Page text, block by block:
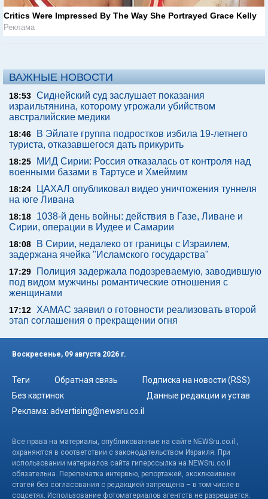
Critics Were Impressed By The Way She Portrayed Grace Kelly
Реклама
ВАЖНЫЕ НОВОСТИ
18:53 Сиднейский суд заслушает показания
израильтянина, которому угрожали убийством
австралийские медики
18:46
В Эйлате группа подростков избила 19-летнего
туриста, отказавшегося дать прикурить
18:25
МИД Сирии: Россия отказалась от контроля над
военными базами в Тартусе и Хмеймим
18:24
ЦАХАЛ опубликовал видео уничтожения туннеля
на юге Ливана
18:18
1038-й день войны: действия в Газе, Ливане и
Сирии, операции в Иудее и Самарии
18:08
В Сирии, недалеко от границы с Израилем,
задержана ячейка "Исламского государства"
17:29
Полиция задержала подозреваемую, заводившую
под видом мужчины романтические отношения с
женщинами
17:12 ХАМАС заявил о готовности реализовать второй
этап соглашения о прекращении огня
Воскресенье, 09 августа 2026 г.
Теги Обратная связь
Подписка на новости (RSS)
Без картинок
Данные редакции и устав
Реклама: advertising@newsru.co.il
Все права на материалы, опубликованные на сайте NEWSru.co.il ,
охраняются в соответствии с законодательством Израиля. При
использовании материалов сайта гиперссылка на NEWSru.co.il
обязательна. Перепечатка интервью, репортажей, эксклюзивных
статей без согласования с редакцией запрещена – в том числе в
соцсетях. Использование фотоматериалов агентств не разрешается.